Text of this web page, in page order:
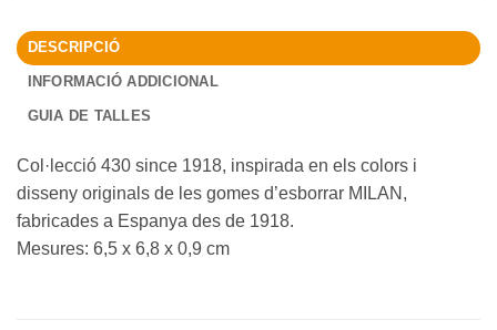
DESCRIPCIÓ
INFORMACIÓ ADDICIONAL
GUIA DE TALLES
Col·lecció 430 since 1918, inspirada en els colors i
disseny originals de les gomes d’esborrar MILAN,
fabricades a Espanya des de 1918.
Mesures: 6,5 x 6,8 x 0,9 cm